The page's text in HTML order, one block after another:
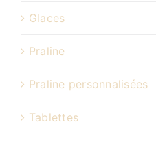
Glaces
Praline
Praline personnalisées
Tablettes